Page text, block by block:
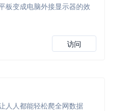
板变成电脑外接显示器的效
访问
人人都能轻松爬全网数据